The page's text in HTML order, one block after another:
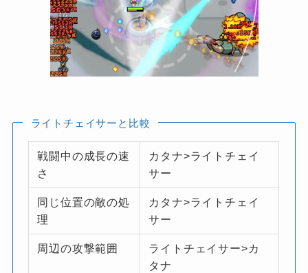
ライトチェイサーと比較
戦闘中の成長の速
さ
カタナ>ライトチェイ
サー
同じ位置の敵の処
理
カタナ>ライトチェイ
サー
周辺の攻撃範囲
ライトチェイサー>カ
タナ